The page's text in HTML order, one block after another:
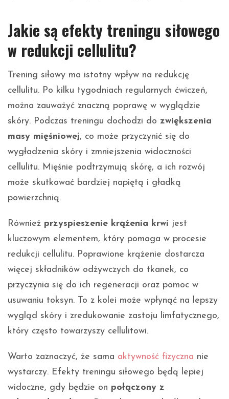
Jakie są efekty treningu siłowego
w redukcji cellulitu?
Trening siłowy ma istotny wpływ na redukcję
cellulitu. Po kilku tygodniach regularnych ćwiczeń,
można zauważyć znaczną poprawę w wyglądzie
skóry. Podczas treningu dochodzi do zwiększenia
masy mięśniowej, co może przyczynić się do
wygładzenia skóry i zmniejszenia widoczności
cellulitu. Mięśnie podtrzymują skórę, a ich rozwój
może skutkować bardziej napiętą i gładką
powierzchnią.
Również przyspieszenie krążenia krwi jest
kluczowym elementem, który pomaga w procesie
redukcji cellulitu. Poprawione krążenie dostarcza
więcej składników odżywczych do tkanek, co
przyczynia się do ich regeneracji oraz pomoc w
usuwaniu toksyn. To z kolei może wpłynąć na lepszy
wygląd skóry i zredukowanie zastoju limfatycznego,
który często towarzyszy cellulitowi.
Warto zaznaczyć, że sama aktywność fizyczna nie
wystarczy. Efekty treningu siłowego będą lepiej
widoczne, gdy będzie on połączony z